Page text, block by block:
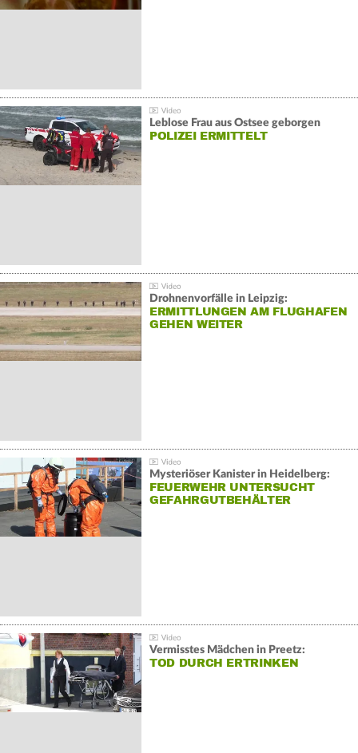
Leblose Frau aus Ostsee geborgen
POLIZEI ERMITTELT
Drohnenvorfälle in Leipzig:
ERMITTLUNGEN AM FLUGHAFEN
GEHEN WEITER
Mysteriöser Kanister in Heidelberg:
FEUERWEHR UNTERSUCHT
GEFAHRGUTBEHÄLTER
Vermisstes Mädchen in Preetz:
TOD DURCH ERTRINKEN